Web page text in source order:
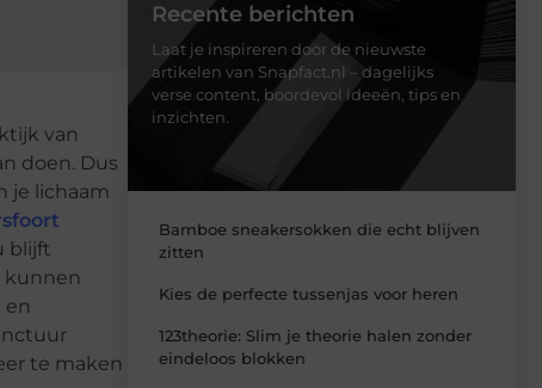
van
doen. Dus
je lichaam
blijft
kunnen
en
te maken
Recente berichten
Laat je inspireren door de nieuwste
artikelen van Snapfact.nl – dagelijks
verse content, boordevol ideeën, tips en
inzichten.
Bamboe sneakersokken die echt blijven
zitten
Kies de perfecte tussenjas voor heren
123theorie: Slim je theorie halen zonder
eindeloos blokken